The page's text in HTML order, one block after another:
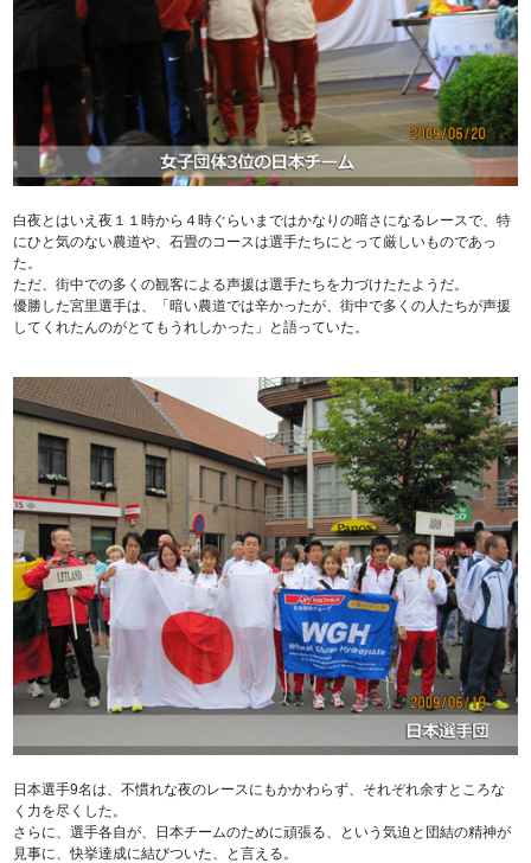
白夜とはいえ夜１１時から４時ぐらいまではかなりの暗さになるレースで、特
にひと気のない農道や、石畳のコースは選手たちにとって厳しいものであっ
た。
ただ、街中での多くの観客による声援は選手たちを力づけたたようだ。
優勝した宮里選手は、「暗い農道では辛かったが、街中で多くの人たちが声援
してくれたんのがとてもうれしかった」と語っていた。
日本選手9名は、不慣れな夜のレースにもかかわらず、それぞれ余すところな
く力を尽くした。
さらに、選手各自が、日本チームのために頑張る、という気迫と団結の精神が
見事に、快挙達成に結びついた、と言える。